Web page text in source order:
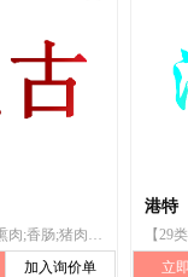
【29类】火腿;熏肉;香肠;猪肉;蛋;鱼（非活）;贝壳类动物（非活）;虾（非活）;泡菜;番茄泥
加入询价单
港特
立